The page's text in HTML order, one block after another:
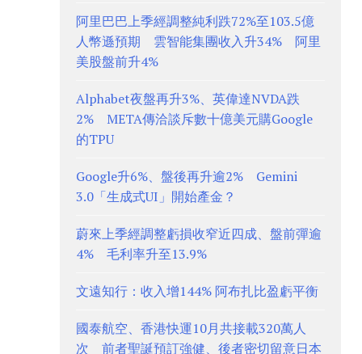
阿里巴巴上季經調整純利跌72%至103.5億
人幣遜預期 雲智能集團收入升34% 阿里
美股盤前升4%
Alphabet夜盤再升3%、英偉達NVDA跌
2% META傳洽談斥數十億美元購Google
的TPU
Google升6%、盤後再升逾2% Gemini
3.0「生成式UI」開始產金？
蔚來上季經調整虧損收窄近四成、盤前彈逾
4% 毛利率升至13.9%
文遠知行：收入增144% 阿布扎比盈虧平衡
國泰航空、香港快運10月共接載320萬人
次 前者聖誕預訂強健、後者密切留意日本